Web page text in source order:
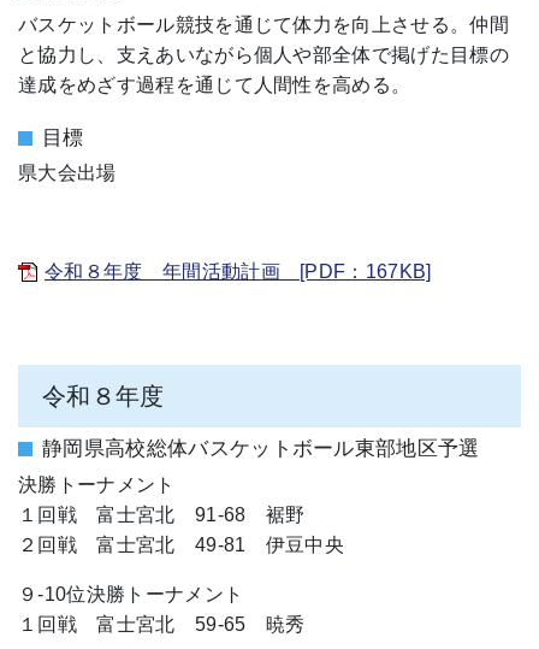
バスケットボール競技を通じて体力を向上させる。仲間
と協力し、支えあいながら個人や部全体で掲げた目標の
達成をめざす過程を通じて人間性を高める。
目標
県大会出場
令和８年度 年間活動計画 [PDF：167KB]
令和８年度
静岡県高校総体バスケットボール東部地区予選
決勝トーナメント
１回戦 富士宮北 91-68 裾野
２回戦 富士宮北 49-81 伊豆中央
９-10位決勝トーナメント
１回戦 富士宮北 59-65 暁秀